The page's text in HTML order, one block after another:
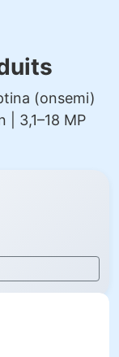
(onsemi)
| 3,1–18 MP